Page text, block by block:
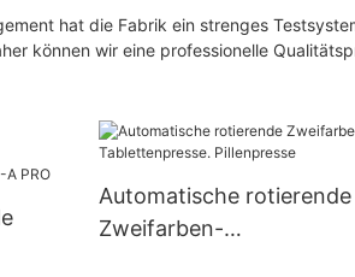
hat die Fabrik ein strenges
können wir eine professionelle
Automatische rotierende
Zweifarben-